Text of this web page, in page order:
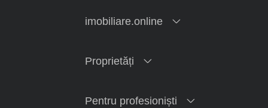
imobiliare.online
Proprietăți
Pentru profesioniști